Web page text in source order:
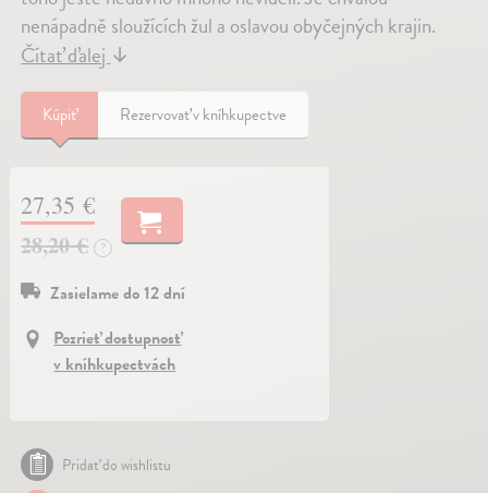
nenápadně sloužících žul a oslavou obyčejných krajin.
Čítať ďalej↓
Kúpiť Rezervovať v kníhkupectve
27,35 €
28,20 €
?
Zasielame do 12 dní
Pozrieť dostupnosť
v kníhkupectvách
Pridať do wishlistu